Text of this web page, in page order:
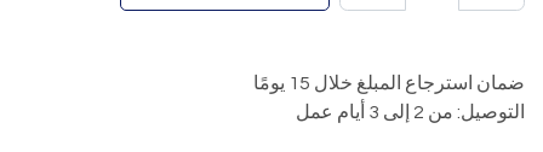
ضمان استرجاع المبلغ خلال 15 يومًا
التوصيل: من 2 إلى 3 أيام عمل